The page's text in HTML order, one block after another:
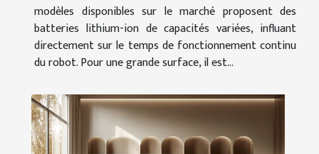
modèles disponibles sur le marché proposent des
batteries lithium-ion de capacités variées, influant
directement sur le temps de fonctionnement continu
du robot. Pour une grande surface, il est...